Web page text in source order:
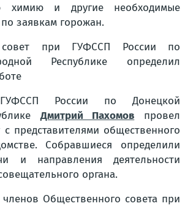
химию и другие необходимые
заявкам горожан.
совет при ГУФССП России по
Республике определил
ГУФССП России по Донецкой
Дмитрий Пахомов провел
представителями общественного
Собравшиеся определили
и направления деятельности
органа.
членов Общественного совета при